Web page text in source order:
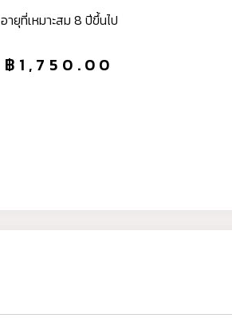
อายุที่เหมาะสม 8 ปีขึ้นไป
฿ 1,750.00